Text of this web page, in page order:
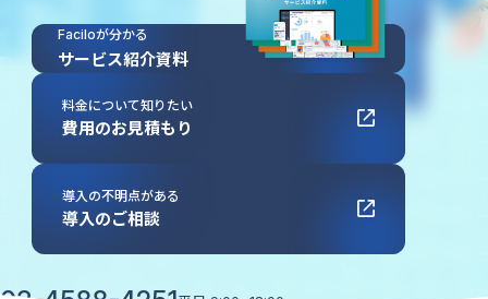
Faciloが分かる
サービス紹介資料
料金について知りたい
費用のお見積もり
導入の不明点がある
導入のご相談